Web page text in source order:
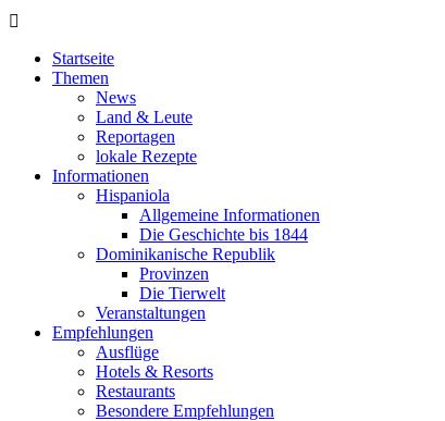
Startseite
Themen
News
Land & Leute
Reportagen
lokale Rezepte
Informationen
Hispaniola
Allgemeine Informationen
Die Geschichte bis 1844
Dominikanische Republik
Provinzen
Die Tierwelt
Veranstaltungen
Empfehlungen
Ausflüge
Hotels & Resorts
Restaurants
Besondere Empfehlungen